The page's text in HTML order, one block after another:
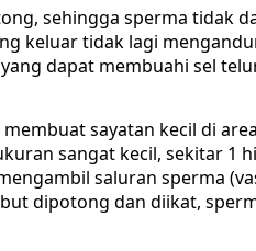
sehingga sperma tidak
keluar tidak lagi
dapat membuahi sel
sayatan kecil di
sangat kecil, sekitar 1
saluran sperma
dipotong dan diikat,